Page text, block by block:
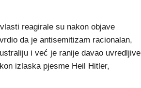
reagirale su nakon objave
da je antisemitizam racionalan,
i već je ranije davao uvredljive
izlaska pjesme Heil Hitler,